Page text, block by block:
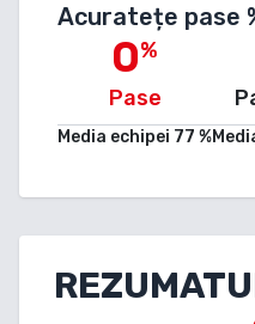
Acuratețe pase
0%
Pase
Media echipei 77 %